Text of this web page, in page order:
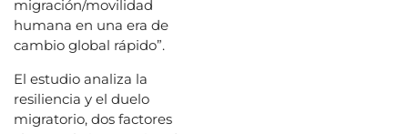
migración/movilidad
humana en una era de
cambio global rápido”.
El estudio analiza la
resiliencia y el duelo
migratorio, dos factores